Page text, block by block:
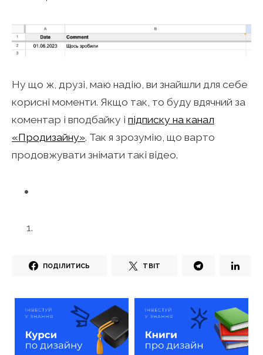
Ну що ж, друзі, маю надію, ви знайшли для себе
корисні моменти. Якщо так, то буду вдячний за
коментар і вподбайку і підписку на канал
«Продизайну». Так я зрозумію, що варто
продовжувати знімати такі відео.
ПОДІЛИТИСЬ ТВІТ